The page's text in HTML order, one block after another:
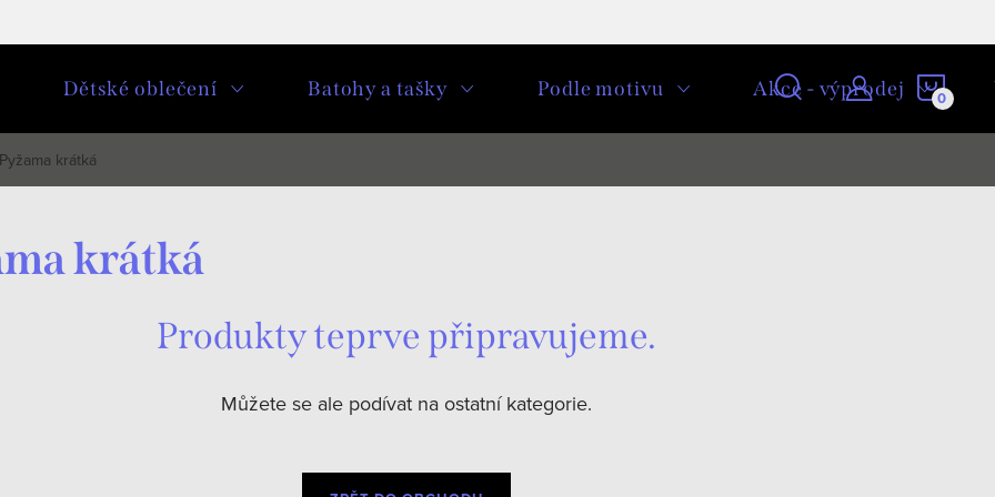
Dětské oblečení Batohy a tašky Podle motivu Akce - výprodej
Pyžama krátká
krátká
Produkty teprve připravujeme.
Můžete se ale podívat na ostatní kategorie.